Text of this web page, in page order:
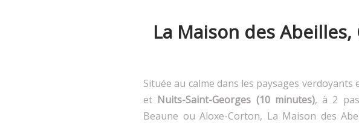
La Maison des
Située au calme dans les paysages
et Nuits-Saint-Georges (10 minutes), à 2 pas
Beaune ou Aloxe-Corton, La Maison des